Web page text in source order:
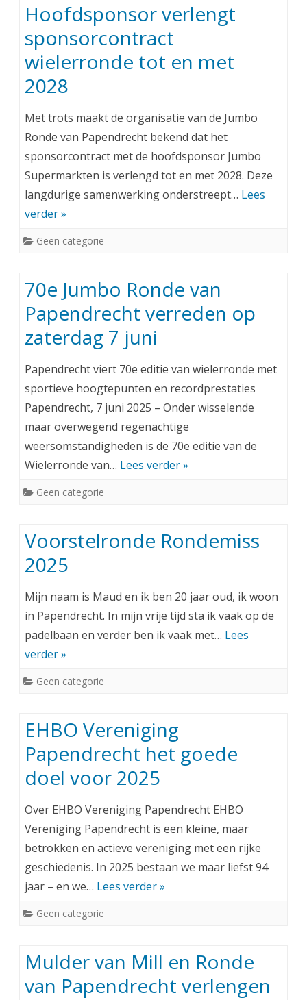
Hoofdsponsor verlengt
sponsorcontract
wielerronde tot en met
2028
Met trots maakt de organisatie van de Jumbo
Ronde van Papendrecht bekend dat het
sponsorcontract met de hoofdsponsor Jumbo
Supermarkten is verlengd tot en met 2028. Deze
langdurige samenwerking onderstreept… Lees
verder »
Geen categorie
70e Jumbo Ronde van
Papendrecht verreden op
zaterdag 7 juni
Papendrecht viert 70e editie van wielerronde met
sportieve hoogtepunten en recordprestaties
Papendrecht, 7 juni 2025 – Onder wisselende
maar overwegend regenachtige
weersomstandigheden is de 70e editie van de
Wielerronde van… Lees verder »
Geen categorie
Voorstelronde Rondemiss
2025
Mijn naam is Maud en ik ben 20 jaar oud, ik woon
in Papendrecht. In mijn vrije tijd sta ik vaak op de
padelbaan en verder ben ik vaak met… Lees
verder »
Geen categorie
EHBO Vereniging
Papendrecht het goede
doel voor 2025
Over EHBO Vereniging Papendrecht EHBO
Vereniging Papendrecht is een kleine, maar
betrokken en actieve vereniging met een rijke
geschiedenis. In 2025 bestaan we maar liefst 94
jaar – en we… Lees verder »
Geen categorie
Mulder van Mill en Ronde
van Papendrecht verlengen